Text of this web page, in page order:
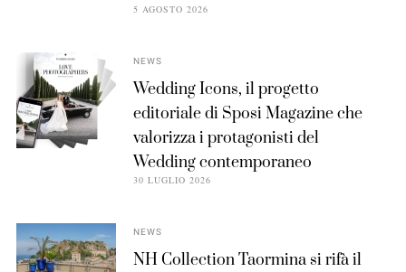
5 AGOSTO 2026
NEWS
Wedding Icons, il progetto
editoriale di Sposi Magazine che
valorizza i protagonisti del
Wedding contemporaneo
30 LUGLIO 2026
NEWS
NH Collection Taormina si rifà il